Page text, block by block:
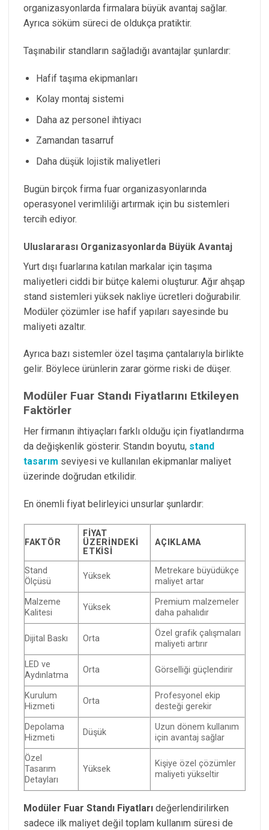
organizasyonlarda firmalara büyük avantaj sağlar.
Ayrıca söküm süreci de oldukça pratiktir.
Taşınabilir standların sağladığı avantajlar şunlardır:
Hafif taşıma ekipmanları
Kolay montaj sistemi
Daha az personel ihtiyacı
Zamandan tasarruf
Daha düşük lojistik maliyetleri
Bugün birçok firma fuar organizasyonlarında
operasyonel verimliliği artırmak için bu sistemleri
tercih ediyor.
Uluslararası Organizasyonlarda Büyük Avantaj
Yurt dışı fuarlarına katılan markalar için taşıma
maliyetleri ciddi bir bütçe kalemi oluşturur. Ağır ahşap
stand sistemleri yüksek nakliye ücretleri doğurabilir.
Modüler çözümler ise hafif yapıları sayesinde bu
maliyeti azaltır.
Ayrıca bazı sistemler özel taşıma çantalarıyla birlikte
gelir. Böylece ürünlerin zarar görme riski de düşer.
Modüler Fuar Standı Fiyatlarını Etkileyen
Faktörler
Her firmanın ihtiyaçları farklı olduğu için fiyatlandırma
da değişkenlik gösterir. Standın boyutu, stand
tasarım seviyesi ve kullanılan ekipmanlar maliyet
üzerinde doğrudan etkilidir.
En önemli fiyat belirleyici unsurlar şunlardır:
FAKTÖR
FIYAT
ÜZERINDEKI
ETKISI
AÇIKLAMA
Stand
Ölçüsü
Yüksek
Metrekare büyüdükçe
maliyet artar
Malzeme
Kalitesi
Yüksek
Premium malzemeler
daha pahalıdır
Dijital Baskı Orta
Özel grafik çalışmaları
maliyeti artırır
LED ve
Aydınlatma
Orta Görselliği güçlendirir
Kurulum
Hizmeti
Orta
Profesyonel ekip
desteği gerekir
Depolama
Hizmeti
Düşük
Uzun dönem kullanım
için avantaj sağlar
Özel
Tasarım
Detayları
Yüksek
Kişiye özel çözümler
maliyeti yükseltir
Modüler Fuar Standı Fiyatları değerlendirilirken
sadece ilk maliyet değil toplam kullanım süresi de